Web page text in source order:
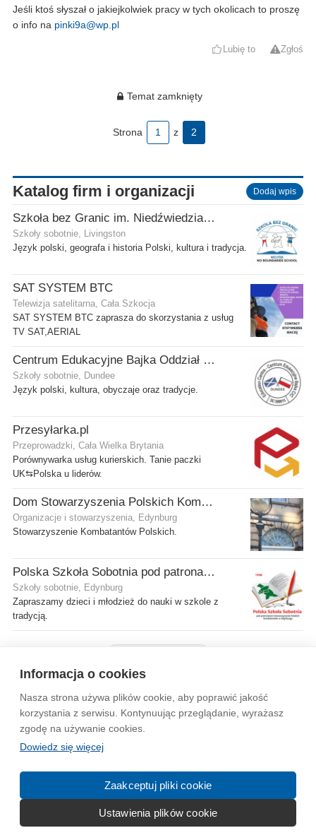
Informacja o cookies
Nasza strona używa plików cookie, aby poprawić jakość
korzystania z serwisu. Kontynuując przeglądanie, wyrażasz
zgodę na używanie cookies.
Dowiedz się więcej
Zaakceptuj pliki cookie
Ustawienia plików cookie
Jeśli ktoś słyszał o jakiejkolwiek pracy w tych okolicach to proszę
o info na pinki9a@wp.pl
Lubię to Zgłoś
Temat zamknięty
Strona 1 z 2
Katalog firm i organizacji Dodaj wpis
Szkoła bez Granic im. Niedźwiedzia Wojtka
Szkoły sobotnie, Livingston
Język polski, geografa i historia Polski, kultura i tradycja.
SAT SYSTEM BTC
Telewizja satelitarna, Cała Szkocja
SAT SYSTEM BTC zaprasza do skorzystania z usług
TV SAT,AERIAL
Centrum Edukacyjne Bajka Oddział w Dundee
Szkoły sobotnie, Dundee
Język polski, kultura, obyczaje oraz tradycje.
Przesyłarka.pl
Przeprowadzki, Cała Wielka Brytania
Porównywarka usług kurierskich. Tanie paczki
UK⇆Polska u liderów.
Dom Stowarzyszenia Polskich Kombatantów (SPK) w Edynburgu
Organizacje i stowarzyszenia, Edynburg
Stowarzyszenie Kombatantów Polskich.
Polska Szkoła Sobotnia pod patronatem SPK w Edynburgu - Filia Gilmerton
Szkoły sobotnie, Edynburg
Zapraszamy dzieci i młodzież do nauki w szkole z
tradycją.
Wytyczne dla społeczności Regulamin Prywatność
Reklama Kontakt